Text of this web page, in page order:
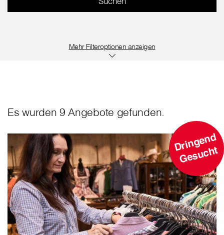
Filteroptionen anzeigen
Es wurden 9 Angebote gefunden.
D
ri
n
g
e
n
d
G
e
s
u
c
ht